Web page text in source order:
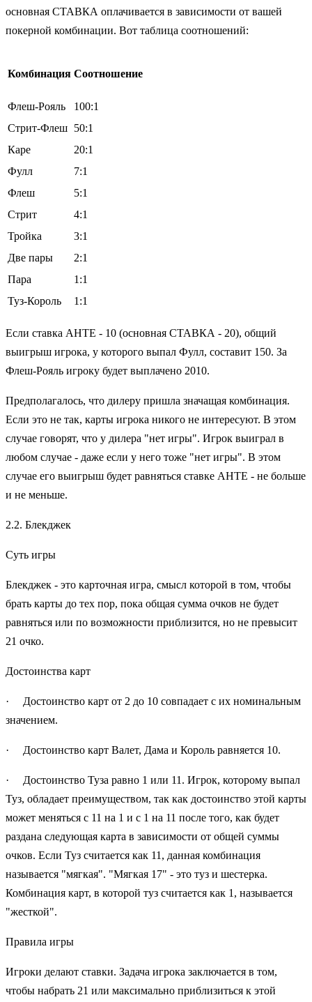
основная СТАВКА оплачивается в зависимости от вашей
покерной комбинации. Вот таблица соотношений:
Комбинация Соотношение
Флеш-Рояль
100:1
Стрит-Флеш 50:1
Каре
20:1
Фулл
7:1
Флеш
5:1
Стрит
4:1
Тройка
3:1
Две пары
2:1
Пара
1:1
Туз-Король
1:1
Если ставка АНТЕ - 10 (основная СТАВКА - 20), общий
выигрыш игрока, у которого выпал Фулл, составит 150. За
Флеш-Рояль игроку будет выплачено 2010.
Предполагалось, что дилеру пришла значащая комбинация.
Если это не так, карты игрока никого не интересуют. В этом
случае говорят, что у дилера "нет игры". Игрок выиграл в
любом случае - даже если у него тоже "нет игры". В этом
случае его выигрыш будет равняться ставке АНТЕ - не больше
и не меньше.
2.2. Блекджек
Суть игры
Блекджек - это карточная игра, смысл которой в том, чтобы
брать карты до тех пор, пока общая сумма очков не будет
равняться или по возможности приблизится, но не превысит
21 очко.
Достоинства карт
· Достоинство карт от 2 до 10 совпадает с их номинальным
значением.
· Достоинство карт Валет, Дама и Король равняется 10.
· Достоинство Туза равно 1 или 11. Игрок, которому выпал
Туз, обладает преимуществом, так как достоинство этой карты
может меняться с 11 на 1 и с 1 на 11 после того, как будет
раздана следующая карта в зависимости от общей суммы
очков. Если Туз считается как 11, данная комбинация
называется "мягкая". "Мягкая 17" - это туз и шестерка.
Комбинация карт, в которой туз считается как 1, называется
"жесткой".
Правила игры
Игроки делают ставки. Задача игрока заключается в том,
чтобы набрать 21 или максимально приблизиться к этой